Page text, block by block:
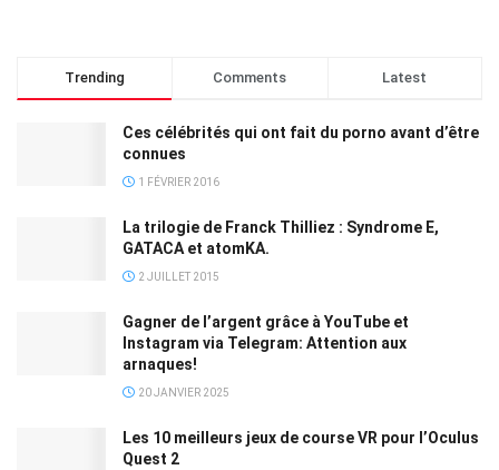
Trending Comments Latest
Ces célébrités qui ont fait du porno avant d’être
connues
1 FÉVRIER 2016
La trilogie de Franck Thilliez : Syndrome E,
GATACA et atomKA.
2 JUILLET 2015
Gagner de l’argent grâce à YouTube et
Instagram via Telegram: Attention aux
arnaques!
20 JANVIER 2025
Les 10 meilleurs jeux de course VR pour l’Oculus
Quest 2